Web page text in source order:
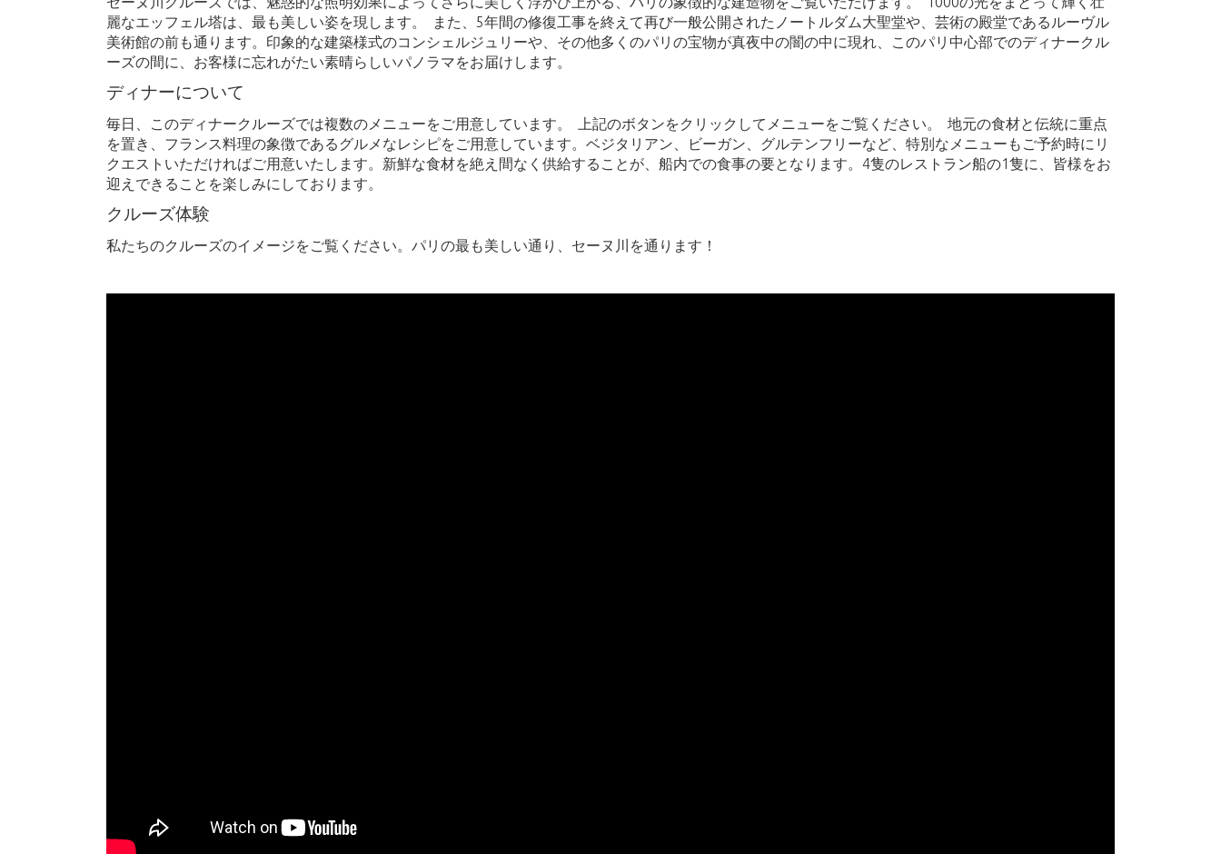
麗なエッフェル塔は、最も美しい姿を現します。 また、5年間の修復工事を終えて再び一般公開されたノートルダム大聖堂や、芸術の殿堂であるルーヴル
美術館の前も通ります。印象的な建築様式のコンシェルジュリーや、その他多くのパリの宝物が真夜中の闇の中に現れ、このパリ中心部でのディナークル
ーズの間に、お客様に忘れがたい素晴らしいパノラマをお届けします。
ディナーについて
毎日、このディナークルーズでは複数のメニューをご用意しています。 上記のボタンをクリックしてメニューをご覧ください。 地元の食材と伝統に重点
を置き、フランス料理の象徴であるグルメなレシピをご用意しています。ベジタリアン、ビーガン、グルテンフリーなど、特別なメニューもご予約時にリ
クエストいただければご用意いたします。新鮮な食材を絶え間なく供給することが、船内での食事の要となります。4隻のレストラン船の1隻に、皆様をお
迎えできることを楽しみにしております。
クルーズ体験
私たちのクルーズのイメージをご覧ください。パリの最も美しい通り、セーヌ川を通ります！